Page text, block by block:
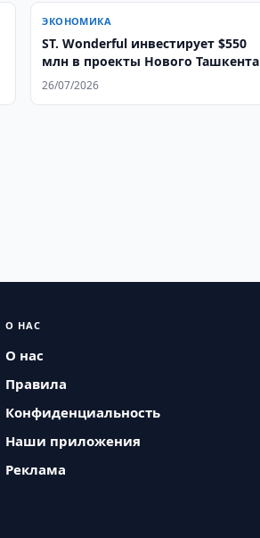
ЭКОНОМИКА
ST. Wonderful инвестирует $550
млн в проекты Нового Ташкента
26/07/2026
О НАС
О нас
Правила
Конфиденциальность
Наши приложения
Реклама